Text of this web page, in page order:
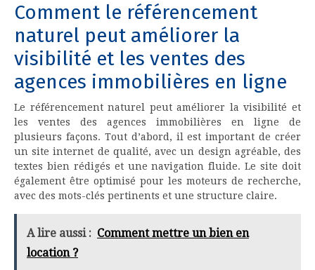
Comment le référencement
naturel peut améliorer la
visibilité et les ventes des
agences immobilières en ligne
Le référencement naturel peut améliorer la visibilité et
les ventes des agences immobilières en ligne de
plusieurs façons. Tout d’abord, il est important de créer
un site internet de qualité, avec un design agréable, des
textes bien rédigés et une navigation fluide. Le site doit
également être optimisé pour les moteurs de recherche,
avec des mots-clés pertinents et une structure claire.
A lire aussi : Comment mettre un bien en
location ?